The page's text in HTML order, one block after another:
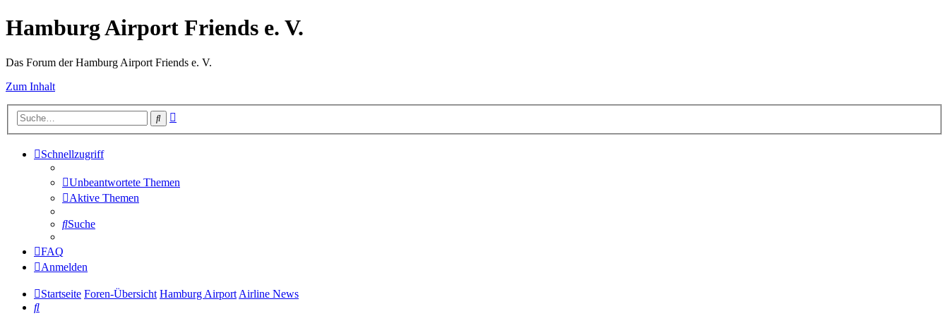
Hamburg Airport Friends e. V.
Das Forum der Hamburg Airport Friends e. V.
Zum Inhalt
Suche
Schnellzugriff
Unbeantwortete Themen
Aktive Themen
Suche
FAQ
Anmelden
Startseite Foren-Übersicht Hamburg AirportAirline News
Suche